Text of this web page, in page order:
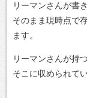
リーマンさんが書
そのまま現時点で
ます。
リーマンさんが持
そこに収められて